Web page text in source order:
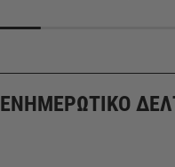
ΕΝΗΜΕΡΩΤΙΚΟ